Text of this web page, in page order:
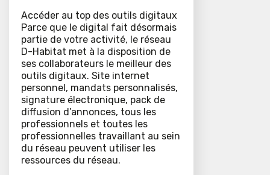
Accéder au top des outils digitaux
Parce que le digital fait désormais
partie de votre activité, le réseau
D-Habitat met à la disposition de
ses collaborateurs le meilleur des
outils digitaux. Site internet
personnel, mandats personnalisés,
signature électronique, pack de
diffusion d’annonces, tous les
professionnels et toutes les
professionnelles travaillant au sein
du réseau peuvent utiliser les
ressources du réseau.